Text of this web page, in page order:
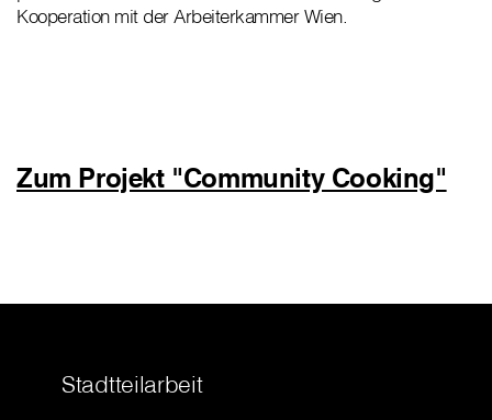
Kooperation mit der Arbeiterkammer Wien.
Zum Projekt "Community Cooking"
Stadtteilarbeit